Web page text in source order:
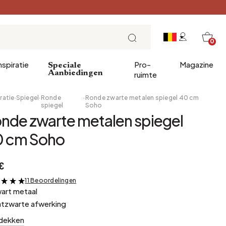
0
Invoer
geschenken
Ontbijt
Speciale
Aanbiedingen
Pro-
ruimte
Magazine
·Spiegel · Ronde
spiegel
· Ronde zwarte metalen spiegel 40 cm
Soho
zwarte metalen spiegel
cm Soho
&
11 Beoordelingen
metaal
afwerking